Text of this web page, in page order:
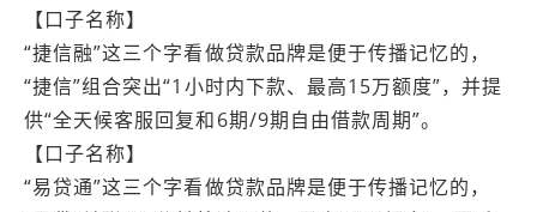
【口子名称】
“捷信融”这三个字看做贷款品牌是便于传播记忆的，
“捷信”组合突出“1小时内下款、最高15万额度”，并提
供“全天候客服回复和6期/9期自由借款周期”。
【口子名称】
“易贷通”这三个字看做贷款品牌是便于传播记忆的，